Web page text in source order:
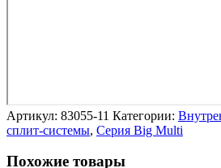
Артикул: 83055-11 Категории:
сплит-системы, Серия Big Multi
Похожие товары